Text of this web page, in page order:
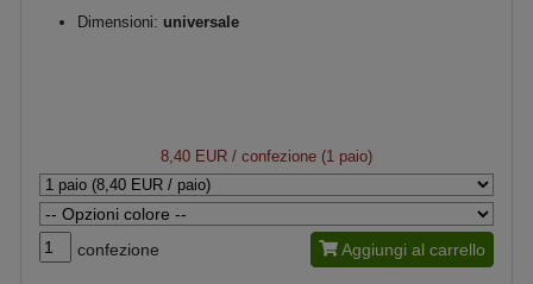
Dimensioni: universale
8,40 EUR / confezione (1 paio)
confezione Aggiungi al carrello